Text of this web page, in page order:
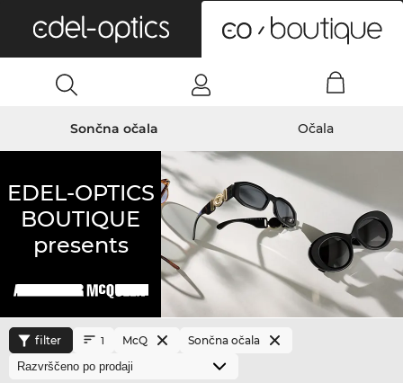
Sončna očala Očala
EDEL-OPTICS
BOUTIQUE
presents
filter 1 McQ Sončna očala